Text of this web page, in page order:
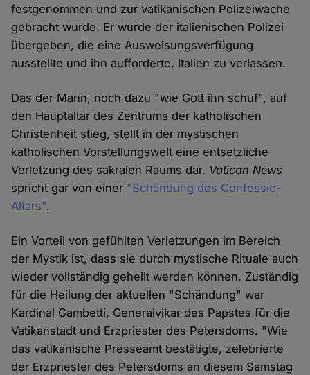
festgenommen und zur vatikanischen Polizeiwache
gebracht wurde. Er wurde der italienischen Polizei
übergeben, die eine Ausweisungsverfügung
ausstellte und ihn aufforderte, Italien zu verlassen.
Das der Mann, noch dazu "wie Gott ihn schuf", auf
den Hauptaltar des Zentrums der katholischen
Christenheit stieg, stellt in der mystischen
katholischen Vorstellungswelt eine entsetzliche
Verletzung des sakralen Raums dar. Vatican News
spricht gar von einer "Schändung des Confessio-
Altars".
Ein Vorteil von gefühlten Verletzungen im Bereich
der Mystik ist, dass sie durch mystische Rituale auch
wieder vollständig geheilt werden können. Zuständig
für die Heilung der aktuellen "Schändung" war
Kardinal Gambetti, Generalvikar des Papstes für die
Vatikanstadt und Erzpriester des Petersdoms. "Wie
das vatikanische Presseamt bestätigte, zelebrierte
der Erzpriester des Petersdoms an diesem Samstag